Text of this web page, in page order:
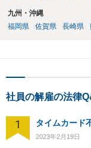
九州・沖縄
福岡県
佐賀県 長崎県
社員の解雇の法律
1 タイムカード
2023年2月19日